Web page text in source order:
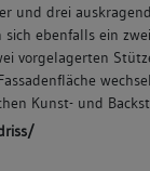
und drei
ebenfalls ein
vorgelagerten
Kunst- und